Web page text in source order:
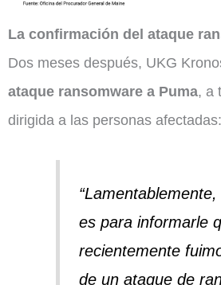
La confirmación del ataque
Dos meses después, UKG
ataque ransomware a Puma, a
dirigida a las personas afectadas:
es para informarle
recientemente
de un ataque de